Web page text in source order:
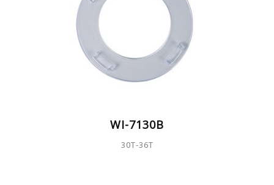
WI-7130B
30T-36T